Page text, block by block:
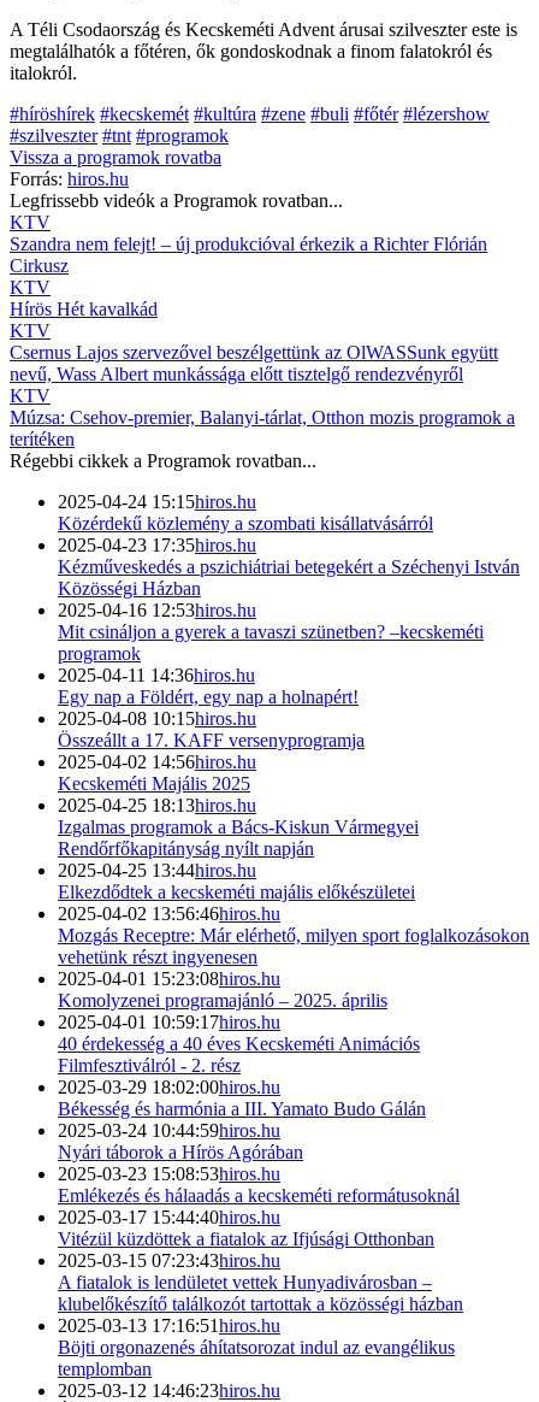
A Téli Csodaország és Kecskeméti Advent árusai szilveszter este is
megtalálhatók a főtéren, ők gondoskodnak a finom falatokról és
italokról.
#híröshírek #kecskemét #kultúra #zene #buli #főtér #lézershow
#szilveszter #tnt #programok
Vissza a programok rovatba
Forrás: hiros.hu
Legfrissebb videók a Programok rovatban...
KTV
Szandra nem felejt! – új produkcióval érkezik a Richter Flórián
Cirkusz
KTV
Hírös Hét kavalkád
KTV
Csernus Lajos szervezővel beszélgettünk az OlWASSunk együtt
nevű, Wass Albert munkássága előtt tisztelgő rendezvényről
KTV
Múzsa: Csehov-premier, Balanyi-tárlat, Otthon mozis programok a
terítéken
Régebbi cikkek a Programok rovatban...
2025-04-24 15:15hiros.hu
Közérdekű közlemény a szombati kisállatvásárról
2025-04-23 17:35hiros.hu
Kézműveskedés a pszichiátriai betegekért a Széchenyi István
Közösségi Házban
2025-04-16 12:53hiros.hu
Mit csináljon a gyerek a tavaszi szünetben? –kecskeméti
programok
2025-04-11 14:36hiros.hu
Egy nap a Földért, egy nap a holnapért!
2025-04-08 10:15hiros.hu
Összeállt a 17. KAFF versenyprogramja
2025-04-02 14:56hiros.hu
Kecskeméti Majális 2025
2025-04-25 18:13hiros.hu
Izgalmas programok a Bács-Kiskun Vármegyei
Rendőrfőkapitányság nyílt napján
2025-04-25 13:44hiros.hu
Elkezdődtek a kecskeméti majális előkészületei
2025-04-02 13:56:46hiros.hu
Mozgás Receptre: Már elérhető, milyen sport foglalkozásokon
vehetünk részt ingyenesen
2025-04-01 15:23:08hiros.hu
Komolyzenei programajánló – 2025. április
2025-04-01 10:59:17hiros.hu
40 érdekesség a 40 éves Kecskeméti Animációs
Filmfesztiválról - 2. rész
2025-03-29 18:02:00hiros.hu
Békesség és harmónia a III. Yamato Budo Gálán
2025-03-24 10:44:59hiros.hu
Nyári táborok a Hírös Agórában
2025-03-23 15:08:53hiros.hu
Emlékezés és hálaadás a kecskeméti reformátusoknál
2025-03-17 15:44:40hiros.hu
Vitézül küzdöttek a fiatalok az Ifjúsági Otthonban
2025-03-15 07:23:43hiros.hu
A fiatalok is lendületet vettek Hunyadivárosban –
klubelőkészítő találkozót tartottak a közösségi házban
2025-03-13 17:16:51hiros.hu
Böjti orgonazenés áhítatsorozat indul az evangélikus
templomban
2025-03-12 14:46:23hiros.hu